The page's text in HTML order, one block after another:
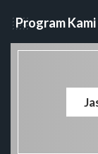
Program Kami